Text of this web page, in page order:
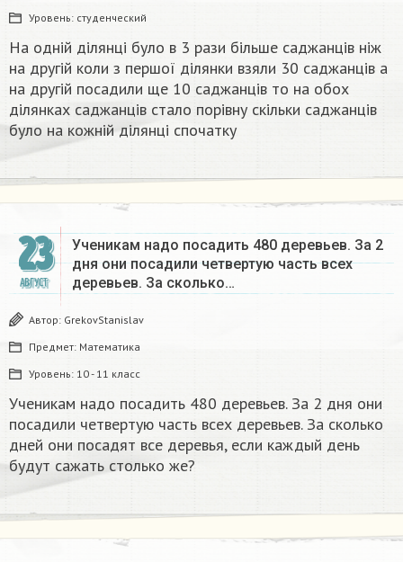
Уровень: студенческий
На одній ділянці було в 3 рази більше саджанців ніж
на другій коли з першої ділянки взяли 30 саджанців а
на другій посадили ще 10 саджанців то на обох
ділянках саджанців стало порівну скільки саджанців
було на кожній ділянці спочатку
23
АВГУСТ
Ученикам надо посадить 480 деревьев. За 2
дня они посадили четвертую часть всех
деревьев. За сколько…
Автор: GrekovStanislav
Предмет: Математика
Уровень: 10 - 11 класс
Ученикам надо посадить 480 деревьев. За 2 дня они
посадили четвертую часть всех деревьев. За сколько
дней они посадят все деревья, если каждый день
будут сажать столько же?